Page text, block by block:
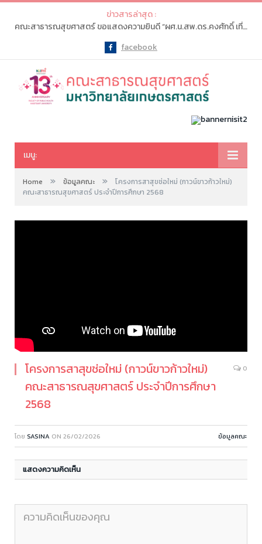
ข่าวสารล่าสุด :
คณะสาธารณสุขศาสตร์ ขอแสดงความยินดี “ผศ.น.สพ.ดร.คงศักดิ์ เที่ยงธรรม” เนื่องในโอกาสเป็นผู้เหมาะสมได้รับการเสนอชื่อให้ดำรงตำแหน่ง “อธิการบดีมหาวิทยาลัยเกษตรศาสตร์ คนที่ 16”
Facebook
facebook
เมนู:
Home » ข้อมูลคณะ »
โครงการสาสุขช่อใหม่ (กาวน์ขาวก้าวใหม่)
คณะสาธารณสุขศาสตร์ ประจำปีการศึกษา 2568
โครงการสาสุขช่อใหม่ (กาวน์ขาวก้าวใหม่)
คณะสาธารณสุขศาสตร์ ประจำปีการศึกษา
2568
0
โดย SASINA ON 26/02/2026 ข้อมูลคณะ
แสดงความคิดเห็น